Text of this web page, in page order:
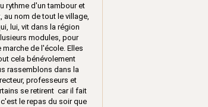
rythme d'un tambour et
au nom de tout le village,
lui, vit dans la région
modules, pour
de l'école. Elles
cela bénévolement
rassemblons dans la
professeurs et
se retirent car il fait
le repas du soir que